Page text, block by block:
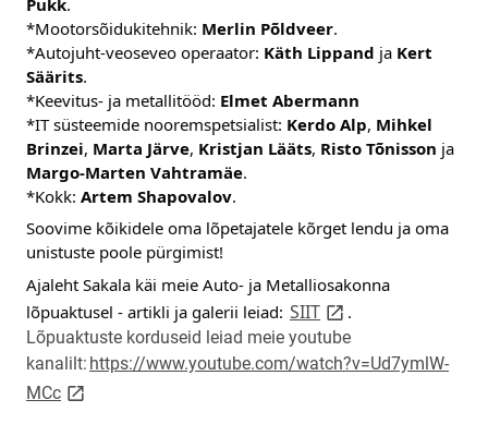
*Mootorsõidukitehnik: Merlin Põldveer.
*Autojuht-veoseveo operaator: Käth Lippand ja Kert
Säärits.
*Keevitus- ja metallitööd: Elmet Abermann
*IT süsteemide nooremspetsialist: Kerdo Alp, Mihkel
Brinzei, Marta Järve, Kristjan Lääts, Risto Tõnisson
Margo-Marten Vahtramäe.
*Kokk: Artem Shapovalov.
Soovime kõikidele oma lõpetajatele kõrget lendu ja oma
unistuste poole pürgimist!
Ajaleht Sakala käi meie Auto- ja Metalliosakonna
lõpuaktusel - artikli ja galerii leiad: SIITlink opens on new
.
Lõpuaktuste korduseid leiad meie youtube
kanalilt: https://www.youtube.com/watch?v=Ud7ymlW-
MCclink opens on new page